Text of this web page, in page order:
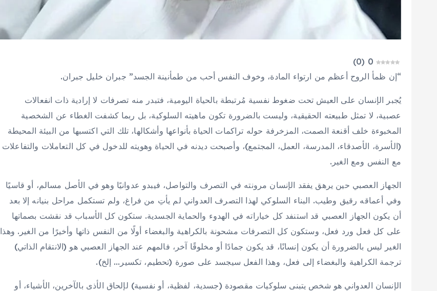
0
(
0
)
“إن ظمأ الروح أعظم من ارتواء المادة، وخوف النفس أحب من طمأنينة الجسد” جبران خليل جبران.
يُجبر الإنسان على العيش تحت ضغوط نفسية مُرتبطة بالحياة اليومية، فتبدر منه تصرفات لا إرادية ذات انفعالات
عصبية، لا تمثل طبيعته الحقيقية، وليست بالضرورة تكون ماهيته السلوكية، بل ربما كشفت الغطاء عن الشخصية
المخبوءة خلف أقنعة الصمت، المزخرفة حوله تراكمات الحياة بأنواعها وأشكالها، تلك التي اكتسبها من البيئة المحيطة
(الأسرة، الأصدقاء، المدرسة، العمل، المجتمع)، وأصبحت ديدنه في الحياة وهويته للدخول في كل التعاملات والتفاعلات
مع النفس ومع الغير.
الجهاز العصبي حين يرهق يفقد الإنسان مرونته في التصرف والتواصل، فيبدو عدوانيًا وهو في الأصل مسالم، أو قاسيًا
وفي أعماقه رقيق وطيب. البناء السلوكي لهذا التصرف العدواني لم يأتِ من فراغ، ولم تستكمل مراحل بنيانه إلا بعد
أن يكون الجهاز العصبي قد استنفد كل خياراته في الهدوء والحماية الجسدية. ستكون كل الأسباب قد نقشت بصماتها
على كل فعل ورد فعل، وستكون كل التصرفات مشحونة بالكراهية والبغضاء أولًا من النفس ذاتها وأخيرًا من الغير. وهذا
الغير ليس بالضرورة أن يكون إنسانًا، قد يكون جمادًا أو مخلوقًا آخر، فالمهم عند الجهاز العصبي هو (الانتقام الذاتي)
ترجمة الكراهية والبغضاء إلى فعل، وهذا الفعل سيجسد على صورة (تحطيم، تكسير… إلخ).
الإنسان العدواني هو شخص يتبنى سلوكيات مقصودة (جسدية، لفظية، أو نفسية) لإلحاق الأذى بالآخرين، الأشياء، أو